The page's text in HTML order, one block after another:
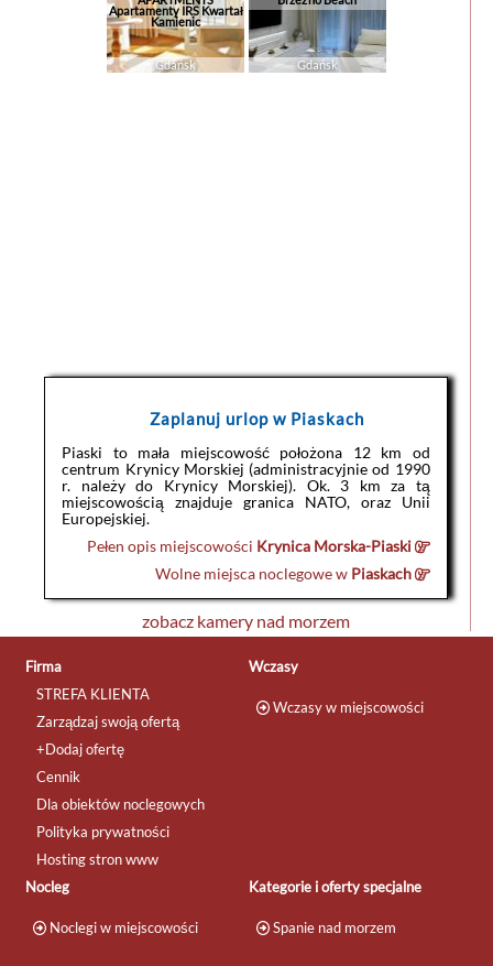
Apartamenty IRS Kwartał
Kamienic
Gdańsk Gdańsk
Zaplanuj urlop w Piaskach
Piaski to mała miejscowość położona 12 km od
centrum Krynicy Morskiej (administracyjnie od 1990
r. należy do Krynicy Morskiej). Ok. 3 km za tą
miejscowością znajduje granica NATO, oraz Unii
Europejskiej.
Pełen opis miejscowości Krynica Morska-Piaski
Wolne miejsca noclegowe w Piaskach
zobacz kamery nad morzem
Firma
STREFA KLIENTA
Zarządzaj swoją ofertą
+Dodaj ofertę
Cennik
Dla obiektów noclegowych
Polityka prywatności
Hosting stron www
Wczasy
Wczasy w miejscowości
Nocleg
Noclegi w miejscowości
Kategorie i oferty specjalne
Spanie nad morzem